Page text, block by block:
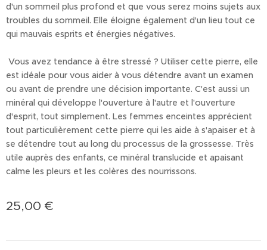
d'un sommeil plus profond et que vous serez moins sujets aux
troubles du sommeil. Elle éloigne également d'un lieu tout ce
qui mauvais esprits et énergies négatives.
Vous avez tendance à être stressé ? Utiliser cette pierre, elle
est idéale pour vous aider à vous détendre avant un examen
ou avant de prendre une décision importante. C'est aussi un
minéral qui développe l'ouverture à l'autre et l'ouverture
d'esprit, tout simplement. Les femmes enceintes apprécient
tout particulièrement cette pierre qui les aide à s'apaiser et à
se détendre tout au long du processus de la grossesse. Très
utile auprès des enfants, ce minéral translucide et apaisant
calme les pleurs et les colères des nourrissons.
25,00 €